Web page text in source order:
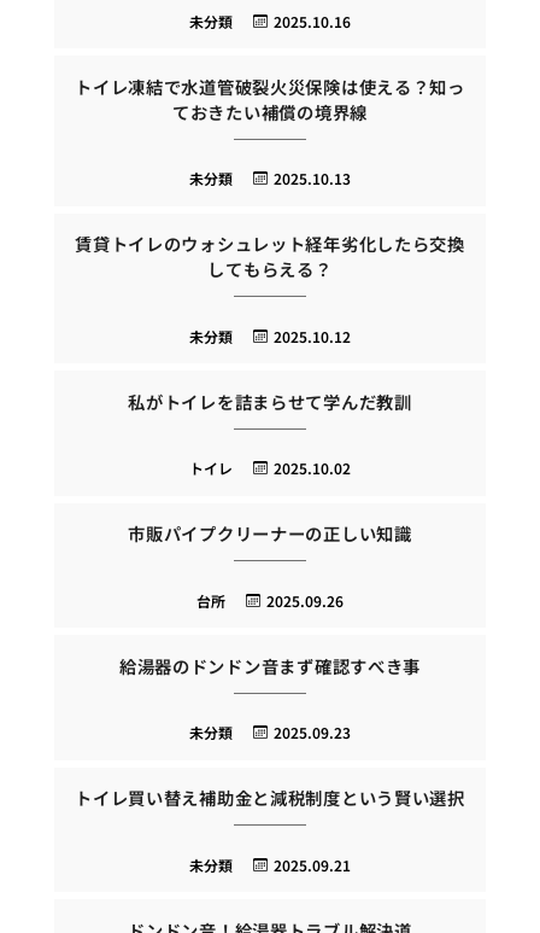
2025.10.16
未分類
トイレ凍結で水道管破裂火災保険は使える？知っ
ておきたい補償の境界線
2025.10.13
未分類
賃貸トイレのウォシュレット経年劣化したら交換
してもらえる？
2025.10.12
未分類
私がトイレを詰まらせて学んだ教訓
2025.10.02
トイレ
市販パイプクリーナーの正しい知識
2025.09.26
台所
給湯器のドンドン音まず確認すべき事
2025.09.23
未分類
トイレ買い替え補助金と減税制度という賢い選択
2025.09.21
未分類